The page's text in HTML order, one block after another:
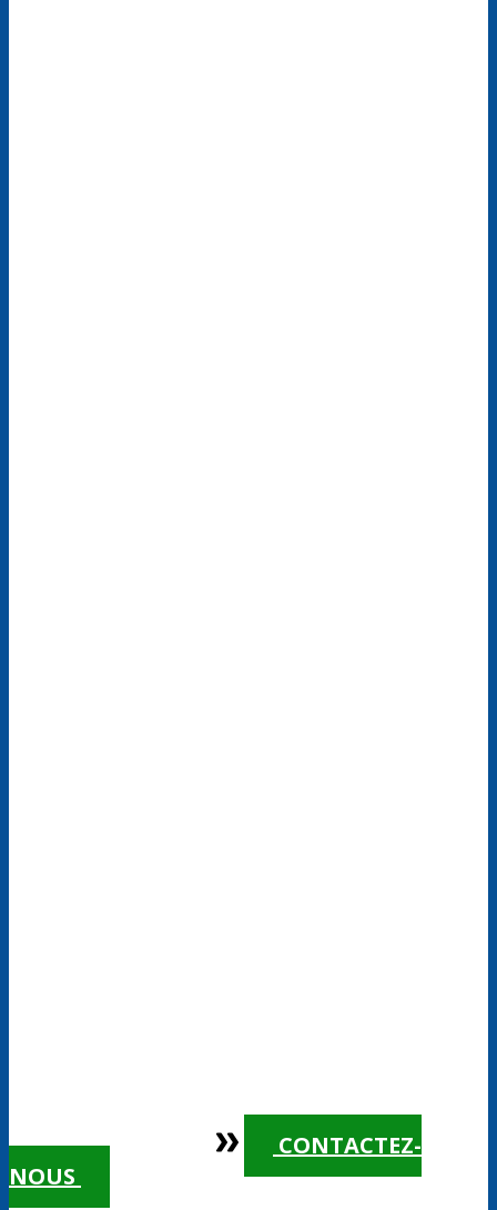
VERS PUMPTRACK
CONTACTEZ-
NOUS